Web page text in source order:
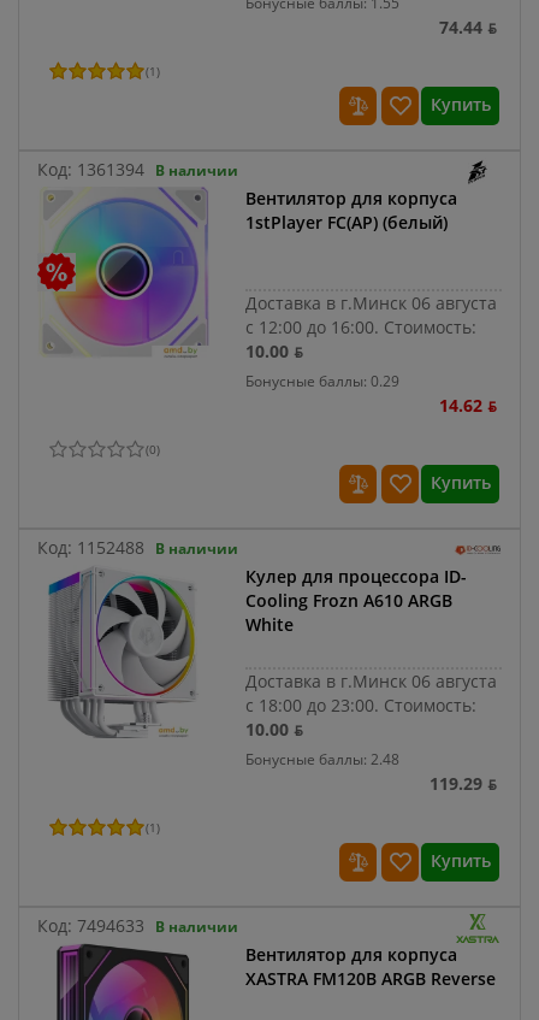
74.44 ƃ
(1)
Купить
Код: 1361394 В наличии
Вентилятор для корпуса
1stPlayer FC(AP) (белый)
Доставка в г.Минск 06 августа
с 12:00 до 16:00. Стоимость:
10.00 ƃ
Бонусные баллы: 0.29
14.62 ƃ
(0)
Купить
Код: 1152488 В наличии
Кулер для процессора ID-
Cooling Frozn A610 ARGB
White
Доставка в г.Минск 06 августа
с 18:00 до 23:00. Стоимость:
10.00 ƃ
Бонусные баллы: 2.48
119.29 ƃ
(1)
Купить
Код: 7494633 В наличии
Вентилятор для корпуса
XASTRA FM120B ARGB Reverse